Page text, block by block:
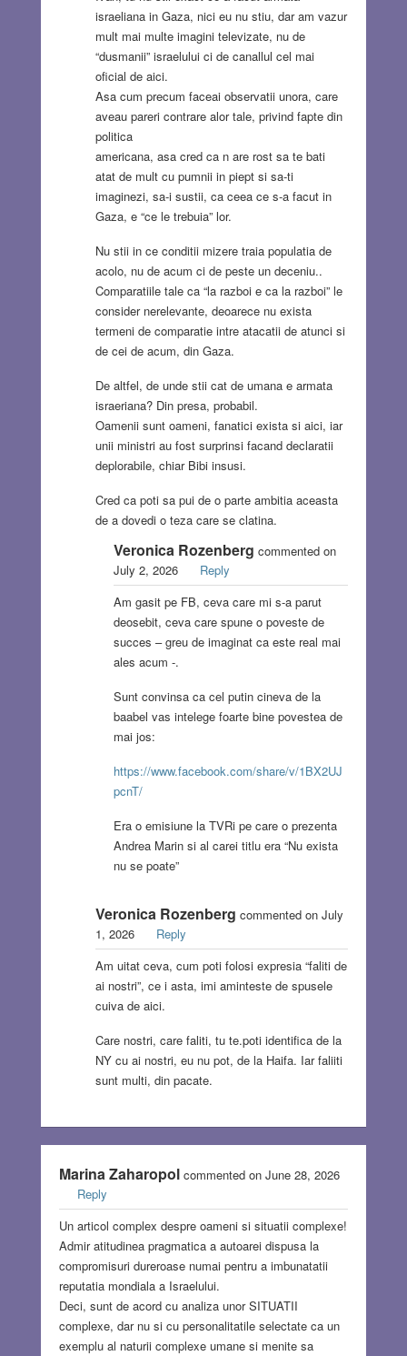
israeliana in Gaza, nici eu nu stiu, dar am vazur
mult mai multe imagini televizate, nu de
“dusmanii” israelului ci de canallul cel mai
oficial de aici.
Asa cum precum faceai observatii unora, care
aveau pareri contrare alor tale, privind fapte din
politica
americana, asa cred ca n are rost sa te bati
atat de mult cu pumnii in piept si sa-ti
imaginezi, sa-i sustii, ca ceea ce s-a facut in
Gaza, e “ce le trebuia” lor.
Nu stii in ce conditii mizere traia populatia de
acolo, nu de acum ci de peste un deceniu..
Comparatiile tale ca “la razboi e ca la razboi” le
consider nerelevante, deoarece nu exista
termeni de comparatie intre atacatii de atunci si
de cei de acum, din Gaza.
De altfel, de unde stii cat de umana e armata
israeriana? Din presa, probabil.
Oamenii sunt oameni, fanatici exista si aici, iar
unii ministri au fost surprinsi facand declaratii
deplorabile, chiar Bibi insusi.
Cred ca poti sa pui de o parte ambitia aceasta
de a dovedi o teza care se clatina.
Veronica Rozenberg commented on
July 2, 2026
Reply
Am gasit pe FB, ceva care mi s-a parut
deosebit, ceva care spune o poveste de
succes – greu de imaginat ca este real mai
ales acum -.
Sunt convinsa ca cel putin cineva de la
baabel vas intelege foarte bine povestea de
mai jos:
https://www.facebook.com/share/v/1BX2UJ
pcnT/
Era o emisiune la TVRi pe care o prezenta
Andrea Marin si al carei titlu era “Nu exista
nu se poate”
Veronica Rozenberg commented on July
1, 2026
Reply
Am uitat ceva, cum poti folosi expresia “faliti de
ai nostri”, ce i asta, imi aminteste de spusele
cuiva de aici.
Care nostri, care faliti, tu te.poti identifica de la
NY cu ai nostri, eu nu pot, de la Haifa. Iar faliiti
sunt multi, din pacate.
Marina Zaharopol commented on June 28, 2026
Reply
Un articol complex despre oameni si situatii complexe!
Admir atitudinea pragmatica a autoarei dispusa la
compromisuri dureroase numai pentru a imbunatatii
reputatia mondiala a Israelului.
Deci, sunt de acord cu analiza unor SITUATII
complexe, dar nu si cu personalitatile selectate ca un
exemplu al naturii complexe umane si menite sa